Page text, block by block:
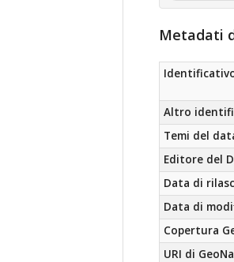
Metadati
Altro
Temi del
Editore del
Data di
Data di
Copertura
URI di